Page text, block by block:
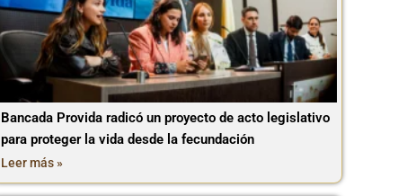
Bancada Provida radicó un proyecto de acto legislativo
para proteger la vida desde la fecundación
Leer más »